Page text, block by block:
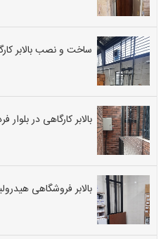
ساخت و نصب بالابر
بالابر کارگاهی در
بالابر فروشگاهی هیدرولیکی ۳۰۰ کیلوگرم